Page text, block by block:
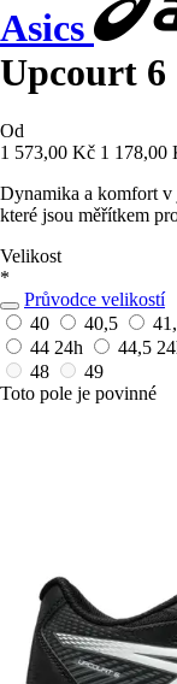
Asics
Upcourt 6
Od
1 573,00 Kč 1 178,00
Dynamika a komfort v
které jsou měřítkem
Velikost
*
Průvodce velikostí
40
40,5
44 24h 44,5
48
49
Toto pole je povinné